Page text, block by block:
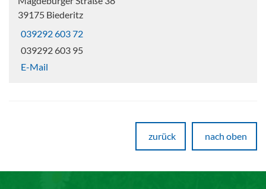
39175 Biederitz
039292 603 72
039292 603 95
E-Mail
zurück nach oben